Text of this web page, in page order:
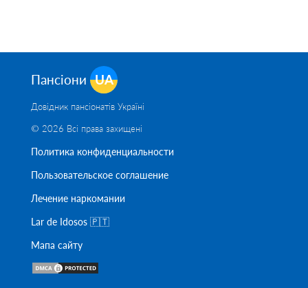
Пансіони UA
Довідник пансіонатів Україні
© 2026 Всі права захищені
Политика конфиденциальности
Пользовательское соглашение
Лечение наркомании
Lar de Idosos 🇵🇹
Мапа сайту